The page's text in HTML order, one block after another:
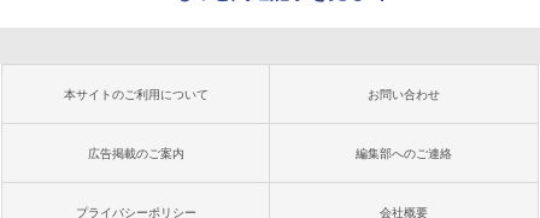
本サイトのご利用について お問い合わせ
広告掲載のご案内 編集部へのご連絡
プライバシーポリシー 会社概要